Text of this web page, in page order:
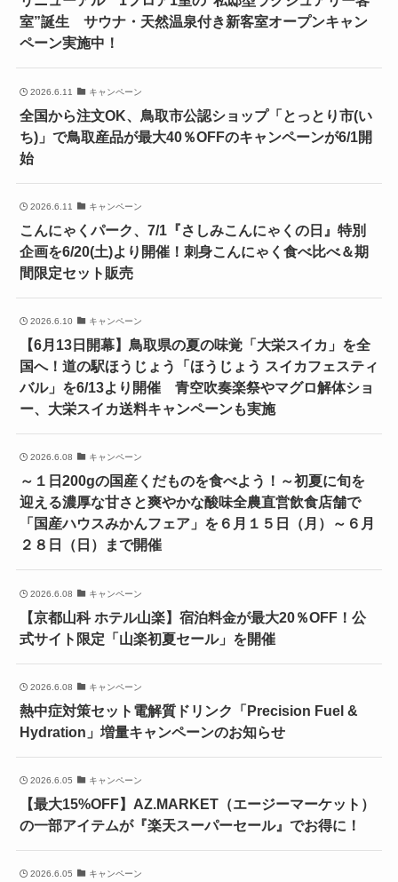
室”誕生 サウナ・天然温泉付き新客室オープンキャン
ペーン実施中！
2026.6.11 キャンペーン
全国から注文OK、鳥取市公認ショップ「とっとり市(い
ち)」で鳥取産品が最大40％OFFのキャンペーンが6/1開
始
2026.6.11 キャンペーン
こんにゃくパーク、7/1『さしみこんにゃくの日』特別
企画を6/20(土)より開催！刺身こんにゃく食べ比べ＆期
間限定セット販売
2026.6.10 キャンペーン
【6月13日開幕】鳥取県の夏の味覚「大栄スイカ」を全
国へ！道の駅ほうじょう「ほうじょう スイカフェスティ
バル」を6/13より開催 青空吹奏楽祭やマグロ解体ショ
ー、大栄スイカ送料キャンペーンも実施
2026.6.08 キャンペーン
～１日200gの国産くだものを食べよう！～初夏に旬を
迎える濃厚な甘さと爽やかな酸味全農直営飲食店舗で
「国産ハウスみかんフェア」を６月１５日（月）～６月
２８日（日）まで開催
2026.6.08 キャンペーン
【京都山科 ホテル山楽】宿泊料金が最大20％OFF！公
式サイト限定「山楽初夏セール」を開催
2026.6.08 キャンペーン
熱中症対策セット電解質ドリンク「Precision Fuel &
Hydration」増量キャンペーンのお知らせ
2026.6.05 キャンペーン
【最大15%OFF】AZ.MARKET（エージーマーケット）
の一部アイテムが『楽天スーパーセール』でお得に！
2026.6.05 キャンペーン